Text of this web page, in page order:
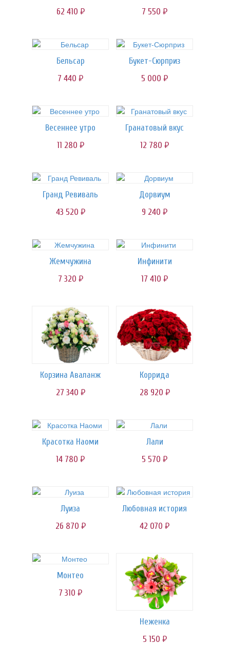
62 410 руб.
7 550 руб.
Бельсар
7 440 руб.
Букет-Сюрприз
5 000 руб.
Весеннее утро
11 280 руб.
Гранатовый вкус
12 780 руб.
Гранд Ревиваль
43 520 руб.
Дорвиум
9 240 руб.
Жемчужина
7 320 руб.
Инфинити
17 410 руб.
Корзина Аваланж
27 340 руб.
Коррида
28 920 руб.
Красотка Наоми
14 780 руб.
Лали
5 570 руб.
Луиза
26 870 руб.
Любовная история
42 070 руб.
Монтео
7 310 руб.
Неженка
5 150 руб.